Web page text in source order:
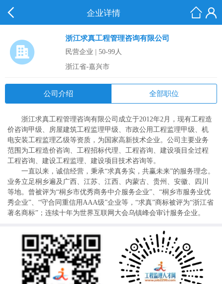
企业详情
浙江求真工程管理咨询有限公司
民营企业 | 50-99人
浙江省-嘉兴市
公司介绍 全部职位
浙江求真工程管理咨询有限公司成立于2012年2月，现有工程造
价咨询甲级、房屋建筑工程监理甲级、市政公用工程监理甲级、机
电安装工程监理乙级等资质，为国家高新技术企业。公司主要业务
范围为工程造价咨询、工程招标代理、工程咨询、建设项目全过程
工程咨询、建设工程监理、建设项目技术咨询等。
一直以来，诚信经营，秉承“求真务实，共赢未来”的服务理念。
业务立足桐乡遍及广西、江苏、江西、内蒙古、贵州、安徽、四川
等地。曾被评为“桐乡市优秀商务中介服务企业”、“桐乡市服务业优
秀企业”、“守合同重信用AAA级”企业等，“求真”商标被评为“浙江省
著名商标”；连续十年为世界互联网大会乌镇峰会审计服务企业。